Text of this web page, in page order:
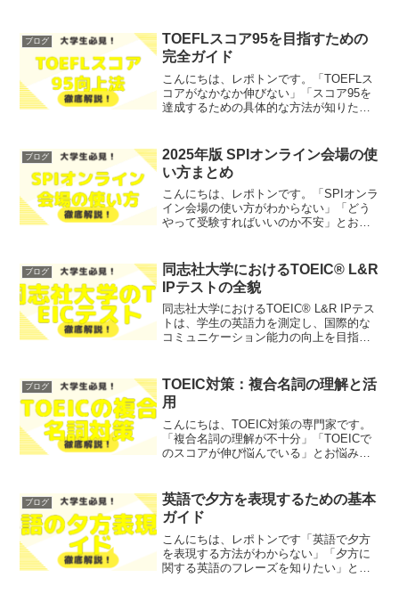
ブログ
TOEFLスコア95を目指すための
完全ガイド
こんにちは、レポトンです。「TOEFLス
コアがなかなか伸びない」「スコア95を
達成するための具体的な方法が知りた
の完全ガイドを、わかりやすく解説しま
す！レポトンこ...
ブログ
2025年版 SPIオンライン会場の使
い方まとめ
こんにちは、レポトンです。「SPIオンラ
イン会場の使い方がわからない」「どう
やって受験すればいいのか不安」とお悩
を、わかりやすく解説します！レポトン
この記事は次のよ...
ブログ
同志社大学におけるTOEIC® L&R
IPテストの全貌
同志社大学におけるTOEIC® L&R IPテス
トは、学生の英語力を測定し、国際的な
コミュニケーション能力の向上を目指す
よいのか」「試験の内容はどのようにな
っているのか...
ブログ
TOEIC対策：複合名詞の理解と活
用
こんにちは、TOEIC対策の専門家です。
「複合名詞の理解が不十分」「TOEICで
のスコアが伸び悩んでいる」とお悩みで
活用法を、わかりやすく解説します！
TOEIC対策専門...
ブログ
英語で夕方を表現するための基本
ガイド
こんにちは、レポトンです「英語で夕方
を表現する方法がわからない」「夕方に
関する英語のフレーズを知りたい」とお